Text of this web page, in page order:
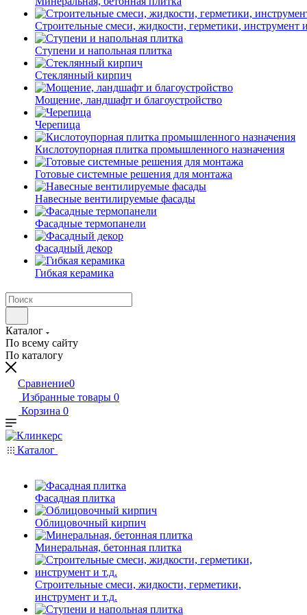
Строительные смеси, жидкости, герметики, инструмент
Ступени и напольная плитка
Cтеклянный кирпич
Мощение, ландшафт и благоустройство
Черепица
Кислотоупорная плитка промышленного назначения
Готовые системные решения для монтажа
Навесные вентилируемые фасады
Фасадные термопанели
Фасадный декор
Гибкая керамика
Каталог
По всему сайту
По каталогу
Сравнение0
Избранные товары 0
Корзина 0
Каталог
Фасадная плитка
Облицовочный кирпич
Минеральная, бетонная плитка
Строительные смеси, жидкости, герметики,
инструмент и т.д.